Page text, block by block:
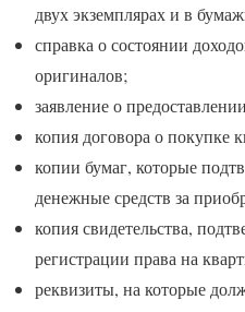
двух экземплярах и в
справка о состоянии
оригиналов;
заявление о
копия договора о покупке
копии бумаг, которые
денежные средств за
копия свидетельства,
регистрации права на
реквизиты, на которые